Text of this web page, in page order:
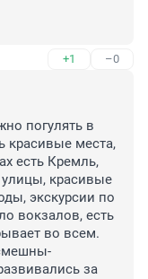
+1 –0
погулять в
красивые места,
есть Кремль,
красивые
экскурсии по
вокзалов, есть
во всем.
за